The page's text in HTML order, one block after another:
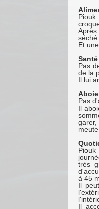
Et
Santé
Pas
de la
Il lui
Pas
Il
garer,
très
à 45
Il
Il